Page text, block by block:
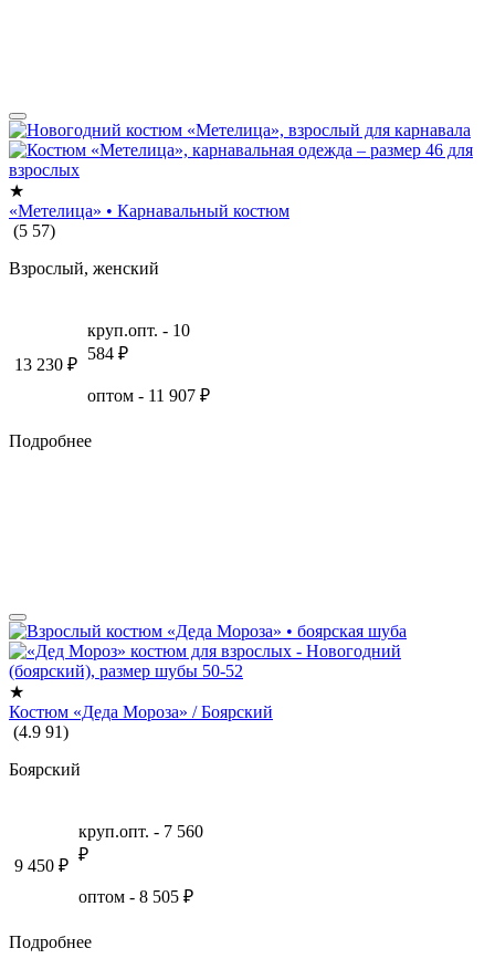
★
«Метелица» • Карнавальный костюм
(5 57)
Взрослый, женский
13 230 ₽
круп.опт. - 10
584 ₽
оптом - 11 907 ₽
Подробнее
★
Костюм «Деда Мороза» / Боярский
(4.9 91)
Боярский
9 450 ₽
круп.опт. - 7 560
₽
оптом - 8 505 ₽
Подробнее